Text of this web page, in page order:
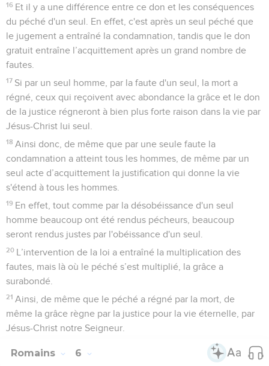
16 Et il y a une différence entre ce don et les conséquences
du péché d'un seul. En effet, c'est après un seul péché que
le jugement a entraîné la condamnation, tandis que le don
gratuit entraîne l’acquittement après un grand nombre de
fautes.
17 Si par un seul homme, par la faute d'un seul, la mort a
régné, ceux qui reçoivent avec abondance la grâce et le don
de la justice régneront à bien plus forte raison dans la vie par
Jésus-Christ lui seul.
18 Ainsi donc, de même que par une seule faute la
condamnation a atteint tous les hommes, de même par un
seul acte d’acquittement la justification qui donne la vie
s'étend à tous les hommes.
19 En effet, tout comme par la désobéissance d'un seul
homme beaucoup ont été rendus pécheurs, beaucoup
seront rendus justes par l'obéissance d'un seul.
20 L’intervention de la loi a entraîné la multiplication des
fautes, mais là où le péché s’est multiplié, la grâce a
surabondé.
21 Ainsi, de même que le péché a régné par la mort, de
même la grâce règne par la justice pour la vie éternelle, par
Jésus-Christ notre Seigneur.
Romains 6